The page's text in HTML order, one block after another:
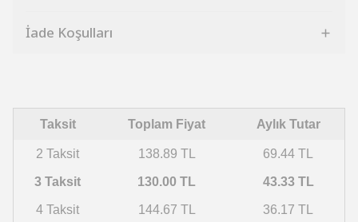
İade Koşulları
Taksit Toplam Fiyat Aylık Tutar
2 Taksit 138.89 TL 69.44 TL
3 Taksit 130.00 TL 43.33 TL
4 Taksit 144.67 TL 36.17 TL